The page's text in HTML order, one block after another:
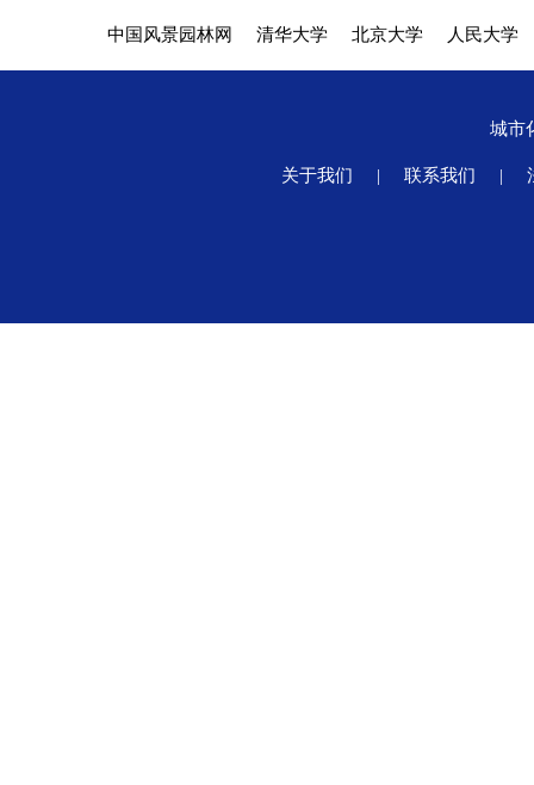
中国风景园林网 清华大学 北京大学 人民大学
城市
关于我们 | 联系我们 |